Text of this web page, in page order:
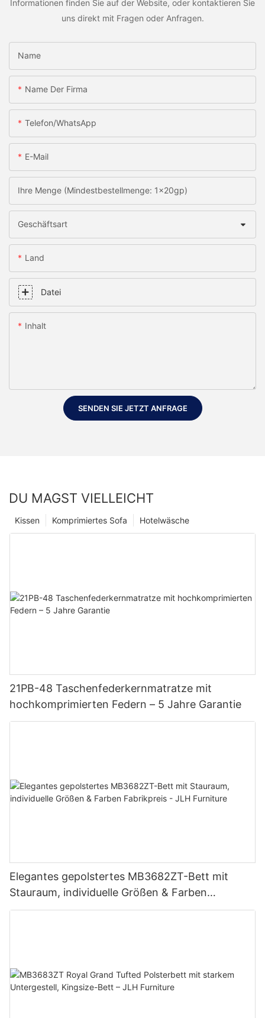
Informationen finden Sie auf der Website, oder kontaktieren Sie
uns direkt mit Fragen oder Anfragen.
Name
Name Der Firma
Telefon/WhatsApp
E-Mail
Ihre Menge (Mindestbestellmenge: 1x20gp)
Geschäftsart
Land
Datei
Inhalt
SENDEN SIE JETZT ANFRAGE
DU MAGST VIELLEICHT
Hotelwäsche
Komprimiertes Sofa
Kissen
21PB-48 Taschenfederkernmatratze mit
hochkomprimierten Federn – 5 Jahre Garantie
Elegantes gepolstertes MB3682ZT-Bett mit
Stauraum, individuelle Größen & Farben
Fabrikpreis - JLH Furniture